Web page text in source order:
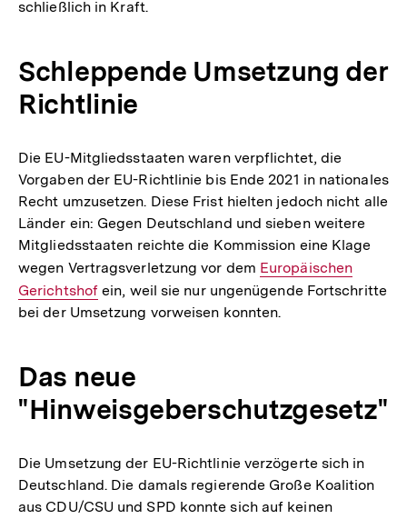
schließlich in Kraft.
Schleppende Umsetzung der
Richtlinie
Die EU-Mitgliedsstaaten waren verpflichtet, die
Vorgaben der EU-Richtlinie bis Ende 2021 in nationales
Recht umzusetzen. Diese Frist hielten jedoch nicht alle
Länder ein: Gegen Deutschland und sieben weitere
Mitgliedsstaaten reichte die Kommission eine Klage
wegen Vertragsverletzung vor dem Interner
Link:
Europäischen
Gerichtshof ein, weil sie nur ungenügende Fortschritte
bei der Umsetzung vorweisen konnten.
Das neue
"Hinweisgeberschutzgesetz"
Die Umsetzung der EU-Richtlinie verzögerte sich in
Deutschland. Die damals regierende Große Koalition
aus CDU/CSU und SPD konnte sich auf keinen